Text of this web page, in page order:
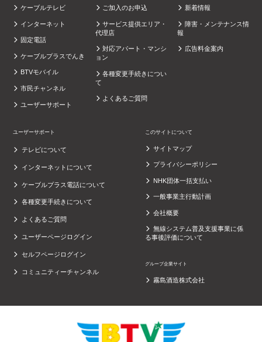
ケーブルテレビ
インターネット
固定電話
ケーブルプラスでんき
BTVモバイル
市民チャンネル
ユーザーサポート
ご加入のお申込
サービス提供エリア・
代理店
対応アパート・マンシ
ョン
各種変更手続きについ
て
よくあるご質問
新着情報
障害・メンテナンス情
報
広告料金案内
ユーザーサポート
テレビについて
インターネットについて
ケーブルプラス電話について
各種変更手続きについて
よくあるご質問
ユーザーページログイン
セルフページログイン
コミュニティーチャンネル
このサイトについて
サイトマップ
プライバシーポリシー
NHK団体一括支払い
一般事業主行動計画
会社概要
無線システム普及支援事業に係
る事後評価について
グループ企業サイト
霧島酒造株式会社